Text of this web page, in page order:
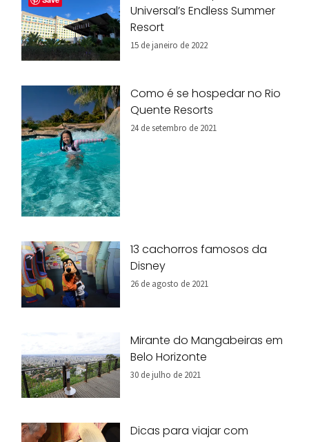
Universal’s Endless Summer
Resort
15 de janeiro de 2022
Como é se hospedar no Rio
Quente Resorts
24 de setembro de 2021
13 cachorros famosos da
Disney
26 de agosto de 2021
Mirante do Mangabeiras em
Belo Horizonte
30 de julho de 2021
Dicas para viajar com